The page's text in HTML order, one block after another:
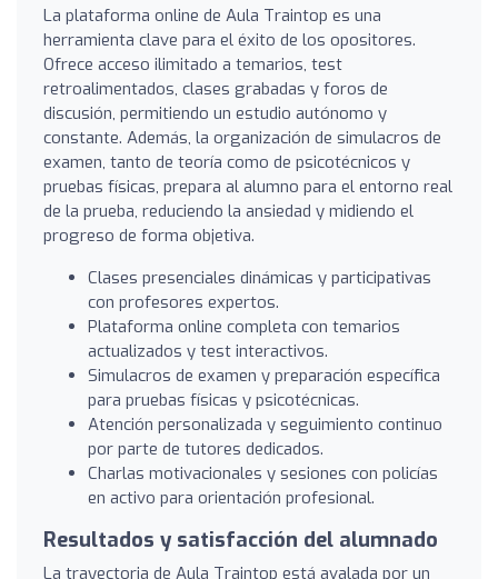
La plataforma online de Aula Traintop es una
herramienta clave para el éxito de los opositores.
Ofrece acceso ilimitado a temarios, test
retroalimentados, clases grabadas y foros de
discusión, permitiendo un estudio autónomo y
constante. Además, la organización de simulacros de
examen, tanto de teoría como de psicotécnicos y
pruebas físicas, prepara al alumno para el entorno real
de la prueba, reduciendo la ansiedad y midiendo el
progreso de forma objetiva.
Clases presenciales dinámicas y participativas
con profesores expertos.
Plataforma online completa con temarios
actualizados y test interactivos.
Simulacros de examen y preparación específica
para pruebas físicas y psicotécnicas.
Atención personalizada y seguimiento continuo
por parte de tutores dedicados.
Charlas motivacionales y sesiones con policías
en activo para orientación profesional.
Resultados y satisfacción del alumnado
La trayectoria de Aula Traintop está avalada por un